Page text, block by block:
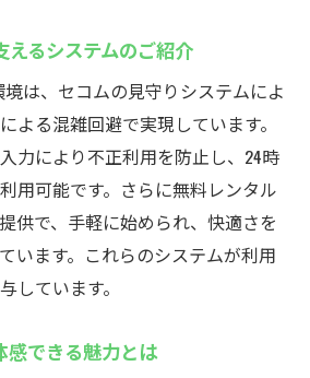
えるシステムのご紹介
境は、セコムの見守りシステムによ
よる混雑回避で実現しています。
力により不正利用を防止し、24時
用可能です。さらに無料レンタル
供で、手軽に始められ、快適さを
います。これらのシステムが利用
しています。
感できる魅力とは